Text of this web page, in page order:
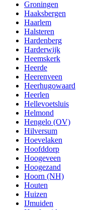
Groningen
Haaksbergen
Haarlem
Halsteren
Hardenberg
Harderwijk
Heemskerk
Heerde
Heerenveen
Heerhugowaard
Heerlen
Hellevoetsluis
Helmond
Hengelo (OV)
Hilversum
Hoevelaken
Hoofddorp
Hoogeveen
Hoogezand
Hoorn (NH)
Houten
Huizen
IJmuiden